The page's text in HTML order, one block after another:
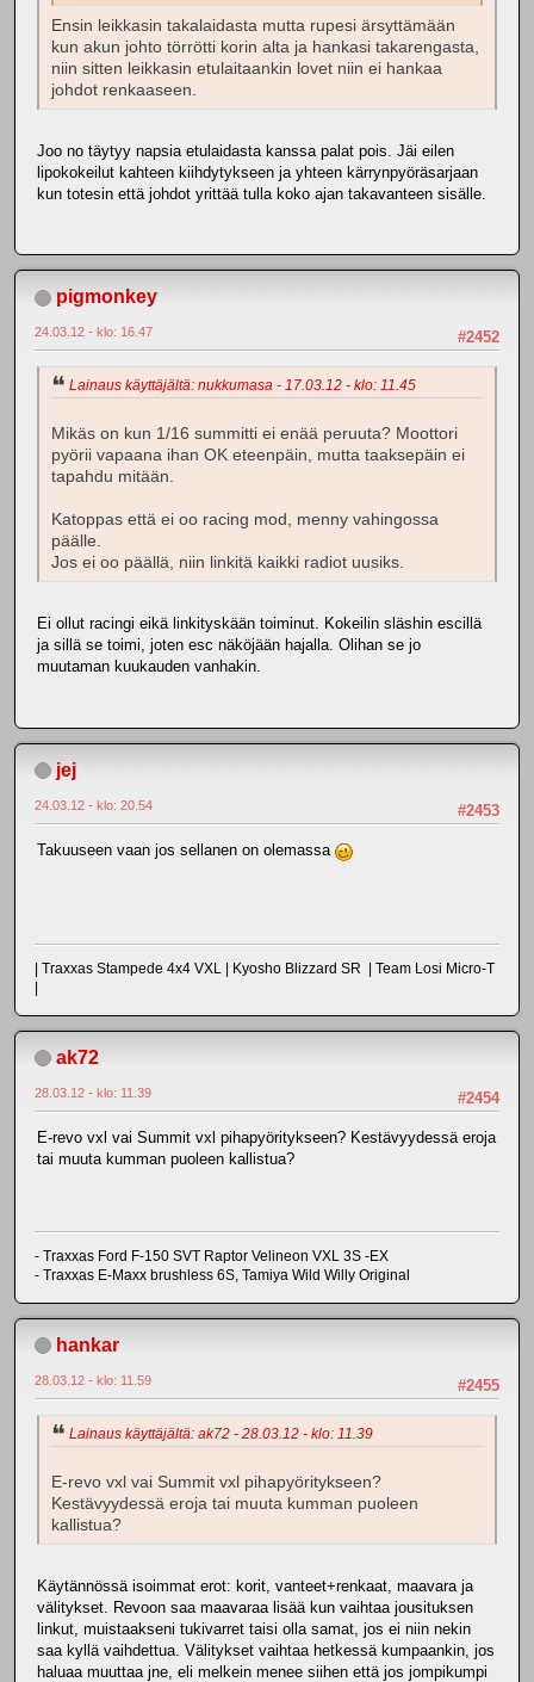
Ensin leikkasin takalaidasta mutta rupesi ärsyttämään
kun akun johto törrötti korin alta ja hankasi takarengasta,
niin sitten leikkasin etulaitaankin lovet niin ei hankaa
johdot renkaaseen.
Joo no täytyy napsia etulaidasta kanssa palat pois. Jäi eilen
lipokokeilut kahteen kiihdytykseen ja yhteen kärrynpyöräsarjaan
kun totesin että johdot yrittää tulla koko ajan takavanteen sisälle.
pigmonkey
#2452
24.03.12 - klo: 16.47
Lainaus käyttäjältä: nukkumasa - 17.03.12 - klo: 11.45
Mikäs on kun 1/16 summitti ei enää peruuta? Moottori
pyörii vapaana ihan OK eteenpäin, mutta taaksepäin ei
tapahdu mitään.
Katoppas että ei oo racing mod, menny vahingossa
päälle.
Jos ei oo päällä, niin linkitä kaikki radiot uusiks.
Ei ollut racingi eikä linkityskään toiminut. Kokeilin släshin escillä
ja sillä se toimi, joten esc näköjään hajalla. Olihan se jo
muutaman kuukauden vanhakin.
jej
#2453
24.03.12 - klo: 20.54
Takuuseen vaan jos sellanen on olemassa
| Traxxas Stampede 4x4 VXL | Kyosho Blizzard SR | Team Losi Micro-T
|
ak72
#2454
28.03.12 - klo: 11.39
E-revo vxl vai Summit vxl pihapyöritykseen? Kestävyydessä eroja
tai muuta kumman puoleen kallistua?
- Traxxas Ford F-150 SVT Raptor Velineon VXL 3S -EX
- Traxxas E-Maxx brushless 6S, Tamiya Wild Willy Original
hankar
#2455
28.03.12 - klo: 11.59
Lainaus käyttäjältä: ak72 - 28.03.12 - klo: 11.39
E-revo vxl vai Summit vxl pihapyöritykseen?
Kestävyydessä eroja tai muuta kumman puoleen
kallistua?
Käytännössä isoimmat erot: korit, vanteet+renkaat, maavara ja
välitykset. Revoon saa maavaraa lisää kun vaihtaa jousituksen
linkut, muistaakseni tukivarret taisi olla samat, jos ei niin nekin
saa kyllä vaihdettua. Välitykset vaihtaa hetkessä kumpaankin, jos
haluaa muuttaa jne, eli melkein menee siihen että jos jompikumpi